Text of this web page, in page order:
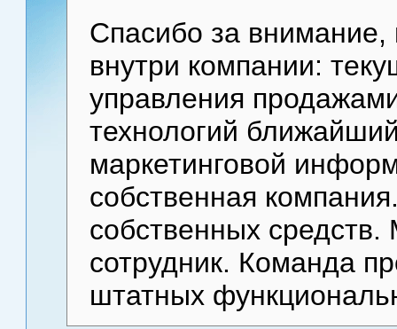
Спасибо за внимание,
внутри компании:
управления
технологий
маркетинговой
собственная
собственных
сотрудник. Команда
штатных